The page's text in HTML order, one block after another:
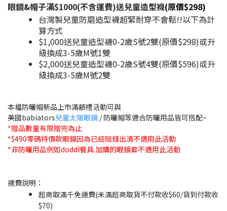
眼鏡&帽子滿$1000(不含運費)送兒童造型襪(原價$298)
台灣製兒童防磨造型襪超緊耐穿不會鬆!!以下為計
算方式
$1,000送兒童造型襪0-2歲S號2雙(原價$298)或升
級換成3-5歲M號1雙
$2,000送兒童造型襪0-2歲S號4雙(原價$596)或升
級換成3-5歲M號2雙​
本檔防曬帽新品上市滿額禮活動可與
美國babiators兒童太陽眼鏡 / 防曬帽等適合防曬用品皆可搭配~
*贈品數量有限贈完為止
*$490零碼特價款眼鏡因為已經賠錢出清不適用此活動
*非防曬用品例如doddl餐具.加購的眼鏡套不適用此活動
運費說明：
超商取滿千免運費(未滿超商取貨不付款收$60/貨到付款收
$70)